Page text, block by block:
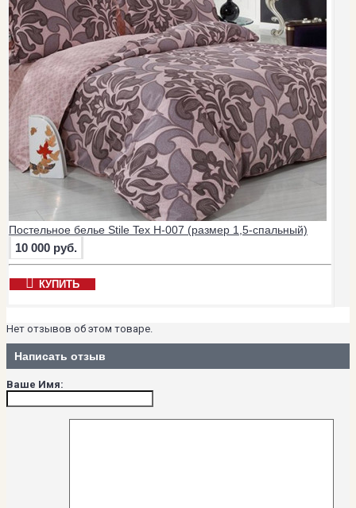
Постельное белье Stile Tex H-007 (размер 1,5-спальный)
10 000 руб.
КУПИТЬ
Нет отзывов об этом товаре.
Написать отзыв
Ваше Имя: